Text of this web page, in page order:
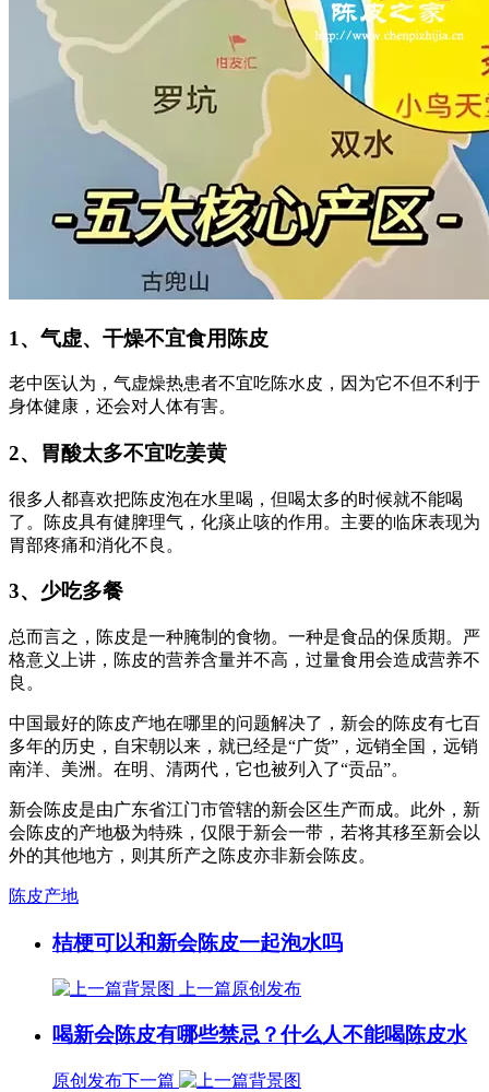
1、气虚、干燥不宜食用陈皮
老中医认为，气虚燥热患者不宜吃陈水皮，因为它不但不利于
身体健康，还会对人体有害。
2、胃酸太多不宜吃姜黄
很多人都喜欢把陈皮泡在水里喝，但喝太多的时候就不能喝
了。陈皮具有健脾理气，化痰止咳的作用。主要的临床表现为
胃部疼痛和消化不良。
3、少吃多餐
总而言之，陈皮是一种腌制的食物。一种是食品的保质期。严
格意义上讲，陈皮的营养含量并不高，过量食用会造成营养不
良。
中国最好的陈皮产地在哪里的问题解决了，新会的陈皮有七百
多年的历史，自宋朝以来，就已经是“广货”，远销全国，远销
南洋、美洲。在明、清两代，它也被列入了“贡品”。
新会陈皮是由广东省江门市管辖的新会区生产而成。此外，新
会陈皮的产地极为特殊，仅限于新会一带，若将其移至新会以
外的其他地方，则其所产之陈皮亦非新会陈皮。
陈皮产地
桔梗可以和新会陈皮一起泡水吗
上一篇原创发布
喝新会陈皮有哪些禁忌？什么人不能喝陈皮水
原创发布下一篇